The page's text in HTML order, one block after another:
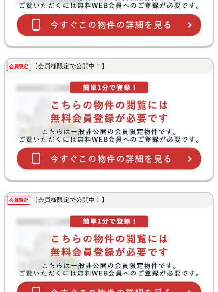
会員限定 【会員様限定で公開中！】
会員限定 【会員様限定で公開中！】